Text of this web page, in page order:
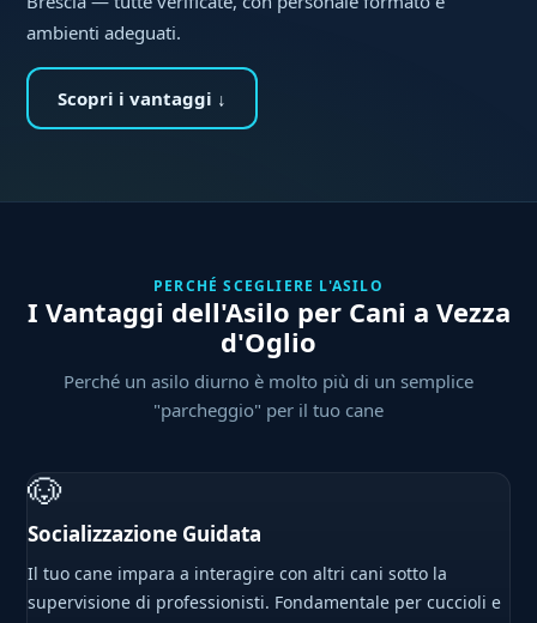
ambienti adeguati.
Scopri i vantaggi ↓
PERCHÉ SCEGLIERE L'ASILO
I Vantaggi dell'Asilo per Cani a Vezza
d'Oglio
Perché un asilo diurno è molto più di un semplice
"parcheggio" per il tuo cane
🐶
Socializzazione Guidata
Il tuo cane impara a interagire con altri cani sotto la
supervisione di professionisti. Fondamentale per cuccioli e